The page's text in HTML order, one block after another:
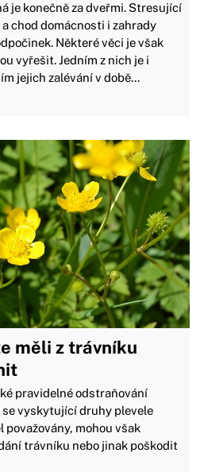
je konečně za dveřmi. Stresující
chod domácnosti i zahrady
Některé věci je však
vyřešit. Jedním z nich je i
jejich zalévání v době...
měli z trávníku
pravidelné odstraňování
se vyskytující druhy plevele
mohou však
trávníku nebo jinak poškodit